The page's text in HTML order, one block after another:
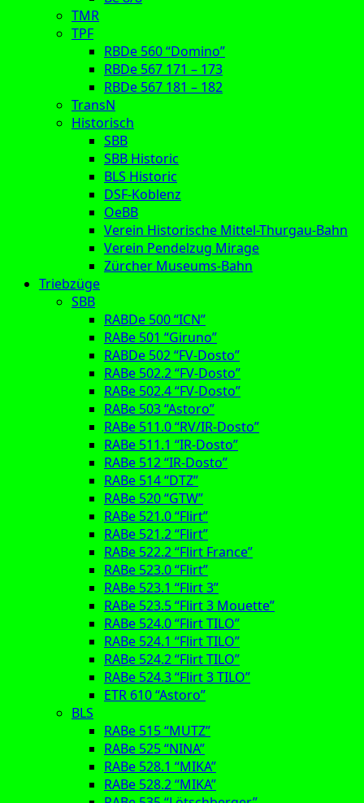
TMR
TPF
RBDe 560 “Domino”
RBDe 567 171 – 173
RBDe 567 181 – 182
TransN
Historisch
SBB
SBB Historic
BLS Historic
DSF-Koblenz
OeBB
Verein Historische Mittel-Thurgau-Bahn
Verein Pendelzug Mirage
Zürcher Museums-Bahn
Triebzüge
SBB
RABDe 500 “ICN”
RABe 501 “Giruno”
RABDe 502 “FV-Dosto”
RABe 502.2 “FV-Dosto”
RABe 502.4 “FV-Dosto”
RABe 503 “Astoro”
RABe 511.0 “RV/IR-Dosto”
RABe 511.1 “IR-Dosto”
RABe 512 “IR-Dosto”
RABe 514 “DTZ”
RABe 520 “GTW”
RABe 521.0 “Flirt”
RABe 521.2 “Flirt”
RABe 522.2 “Flirt France”
RABe 523.0 “Flirt”
RABe 523.1 “Flirt 3”
RABe 523.5 “Flirt 3 Mouette”
RABe 524.0 “Flirt TILO”
RABe 524.1 “Flirt TILO”
RABe 524.2 “Flirt TILO”
RABe 524.3 “Flirt 3 TILO”
ETR 610 “Astoro”
BLS
RABe 515 “MUTZ”
RABe 525 “NINA”
RABe 528.1 “MIKA”
RABe 528.2 “MIKA”